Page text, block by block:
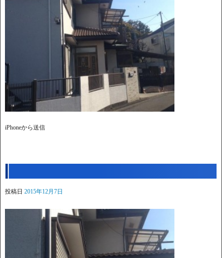
iPhoneから送信
投稿日 2015年12月7日